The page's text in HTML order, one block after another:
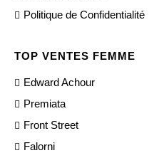
Politique de Confidentialité
TOP VENTES FEMME
Edward Achour
Premiata
Front Street
Falorni